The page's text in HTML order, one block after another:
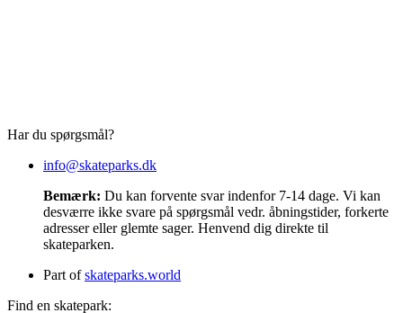
Har du spørgsmål?
info@skateparks.dk
Bemærk: Du kan forvente svar indenfor 7-14 dage. Vi kan
desværre ikke svare på spørgsmål vedr. åbningstider, forkerte
adresser eller glemte sager. Henvend dig direkte til
skateparken.
Part ofskateparks.world
Find en skatepark: